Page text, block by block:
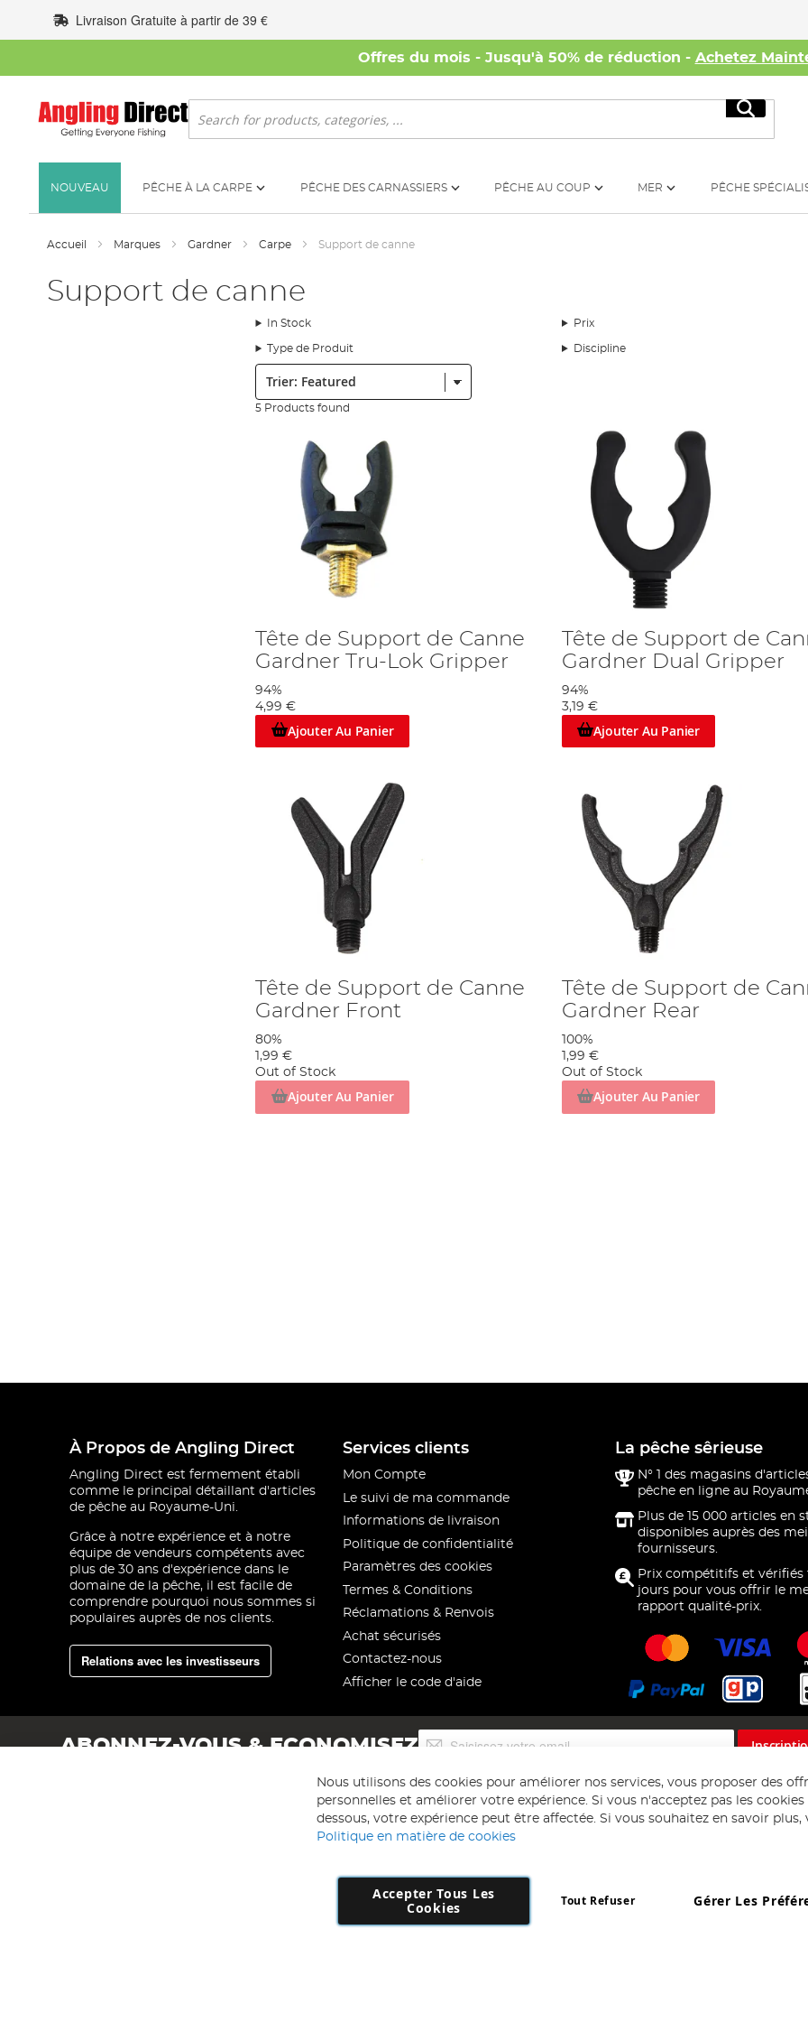
au
contenu
Livraison Gratuite à partir de 39 €
Offres du mois - Jusqu'à 50% de réduction - Achetez
Rechercher
NOUVEAU PÊCHE À LA CARPE PÊCHE DES CARNASSIERS PÊCHE AU COUP MER PÊCHE
Accueil Marques Gardner Carpe Support de canne
Support de canne
In Stock Prix
Type de Produit Discipline
Trier:
5 Products found
Tête de Support de Canne
Gardner Tru-Lok Gripper
94%
4,99 €
Ajouter Au Panier
Tête de Support de
Gardner Dual Gripper
94%
3,19 €
Ajouter Au Panier
Tête de Support de Canne
Gardner Front
80%
1,99 €
Out of Stock
Ajouter Au Panier
Tête de Support de
Gardner Rear
100%
1,99 €
Out of Stock
Ajouter Au Panier
À Propos de Angling Direct
Angling Direct est fermement établi
comme le principal détaillant d'articles
de pêche au Royaume-Uni.
Grâce à notre expérience et à notre
équipe de vendeurs compétents avec
plus de 30 ans d'expérience dans le
domaine de la pêche, il est facile de
comprendre pourquoi nous sommes si
populaires auprès de nos clients.
Relations avec les investisseurs
Services clients
Mon Compte
Le suivi de ma commande
Informations de livraison
Politique de confidentialité
Paramètres des cookies
Termes & Conditions
Réclamations & Renvois
Achat sécurisés
Contactez-nous
Afficher le code d'aide
La pêche sêrieuse
N° 1 des magasins
pêche en ligne au
Plus de 15 000 articles en
disponibles auprès des
fournisseurs.
Prix compétitifs et vérifiés
jours pour vous offrir le
rapport qualité-prix.
ABONNEZ-VOUS & ECONOMISEZ
lettre
d’information
:
Copyright 1997 - 2026AD NL B.V . Tous droits réservés.
Nous utilisons des cookies pour améliorer nos services, vous proposer des
personnelles et améliorer votre expérience. Si vous n'acceptez pas les
dessous, votre expérience peut être affectée. Si vous souhaitez en savoir plus,
Politique en matière de cookies
Accepter Tous Les
Cookies
Gérer Les
Tout Refuser